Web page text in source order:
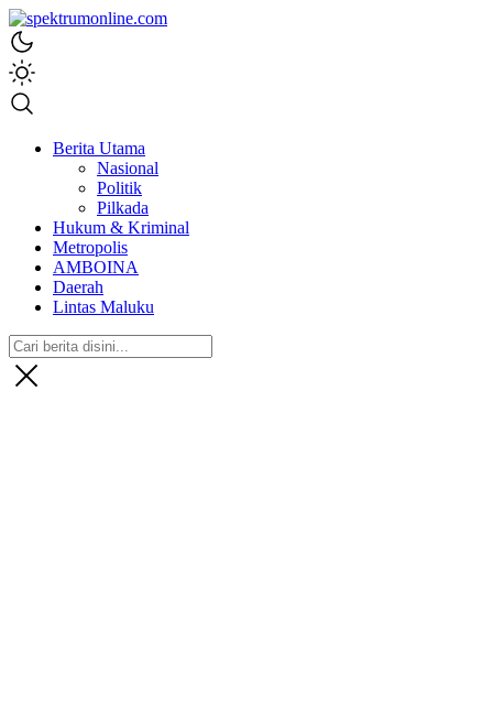
spektrumonline.com
Berita Utama
Nasional
Politik
Pilkada
Hukum & Kriminal
Metropolis
AMBOINA
Daerah
Lintas Maluku